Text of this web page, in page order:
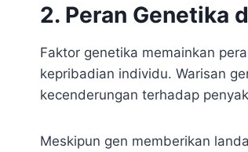
2. Peran Genetika
Faktor genetika memainkan
kepribadian individu. Warisan
kecenderungan terhadap
Meskipun gen memberikan